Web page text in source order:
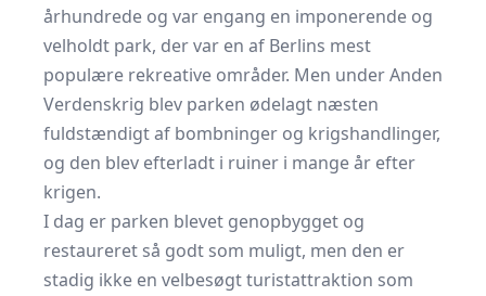
århundrede og var engang en imponerende og
velholdt park, der var en af ​​Berlins mest
populære rekreative områder. Men under Anden
Verdenskrig blev parken ødelagt næsten
fuldstændigt af bombninger og krigshandlinger,
og den blev efterladt i ruiner i mange år efter
krigen.
I dag er parken blevet genopbygget og
restaureret så godt som muligt, men den er
stadig ikke en velbesøgt turistattraktion som